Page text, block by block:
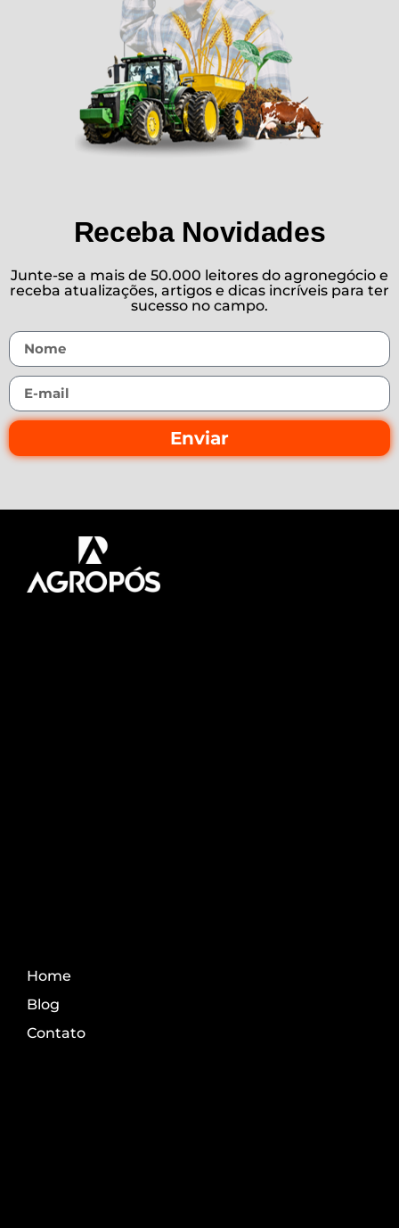
Receba Novidades
Junte-se a mais de 50.000 leitores do agronegócio e
receba atualizações, artigos e dicas incríveis para ter
sucesso no campo.
Enviar
Home
Blog
Contato